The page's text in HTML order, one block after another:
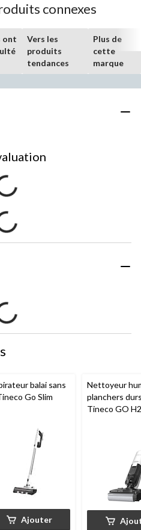
connexes
ont
Vers les
produits
tendances
Plus de
cette
marque
balai sans
Go Slim
Ajouter
Nettoyeur
planchers
Tineco GO